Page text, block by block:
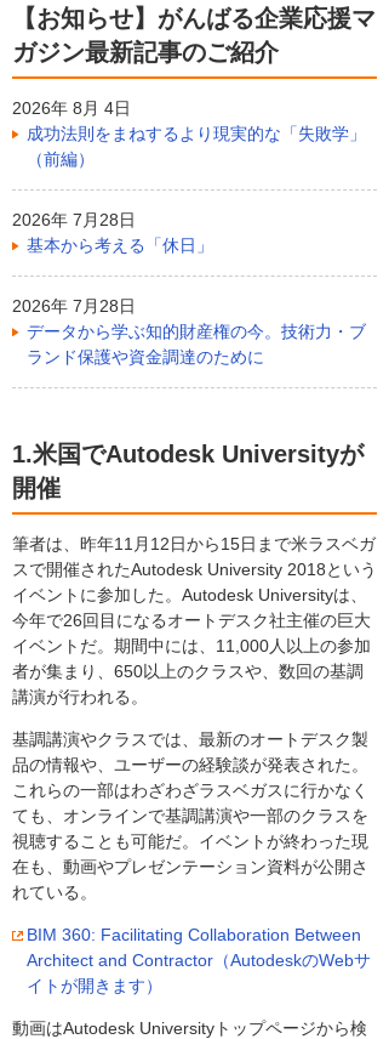
【お知らせ】がんばる企業応援マ
ガジン最新記事のご紹介
2026年 8月 4日
成功法則をまねするより現実的な「失敗学」
（前編）
2026年 7月28日
基本から考える「休日」
2026年 7月28日
データから学ぶ知的財産権の今。技術力・ブ
ランド保護や資金調達のために
1.米国でAutodesk Universityが
開催
筆者は、昨年11月12日から15日まで米ラスベガ
スで開催されたAutodesk University 2018という
イベントに参加した。Autodesk Universityは、
今年で26回目になるオートデスク社主催の巨大
イベントだ。期間中には、11,000人以上の参加
者が集まり、650以上のクラスや、数回の基調
講演が行われる。
基調講演やクラスでは、最新のオートデスク製
品の情報や、ユーザーの経験談が発表された。
これらの一部はわざわざラスベガスに行かなく
ても、オンラインで基調講演や一部のクラスを
視聴することも可能だ。イベントが終わった現
在も、動画やプレゼンテーション資料が公開さ
れている。
BIM 360: Facilitating Collaboration Between
Architect and Contractor（AutodeskのWebサ
イトが開きます）
動画はAutodesk Universityトップページから検